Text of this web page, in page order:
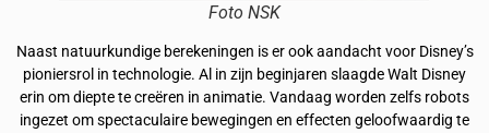
Foto NSK
Naast natuurkundige berekeningen is er ook aandacht voor Disney’s
pioniersrol in technologie. Al in zijn beginjaren slaagde Walt Disney
erin om diepte te creëren in animatie. Vandaag worden zelfs robots
ingezet om spectaculaire bewegingen en effecten geloofwaardig te